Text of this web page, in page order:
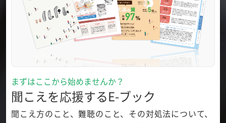
まずはここから始めませんか？
聞こえを応援するE-ブック
聞こえ方のこと、難聴のこと、その対処法について、